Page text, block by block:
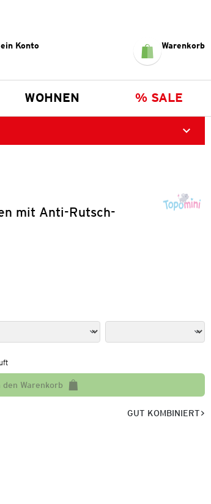
Konto Warenkorb
WOHNEN % SALE
mit Anti-Rutsch-
den Warenkorb
GUT KOMBINIERT